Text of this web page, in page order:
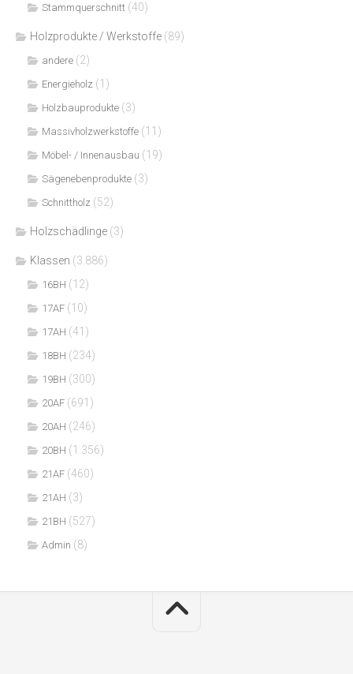
Stammquerschnitt (40)
Holzprodukte / Werkstoffe (89)
andere (2)
Energieholz (1)
Holzbauprodukte (3)
Massivholzwerkstoffe (11)
Möbel- / Innenausbau (19)
Sägenebenprodukte (3)
Schnittholz (52)
Holzschädlinge (3)
Klassen (3.886)
16BH (12)
17AF (10)
17AH (41)
18BH (234)
19BH (300)
20AF (691)
20AH (246)
20BH (1.356)
21AF (460)
21AH (3)
21BH (527)
Admin (8)